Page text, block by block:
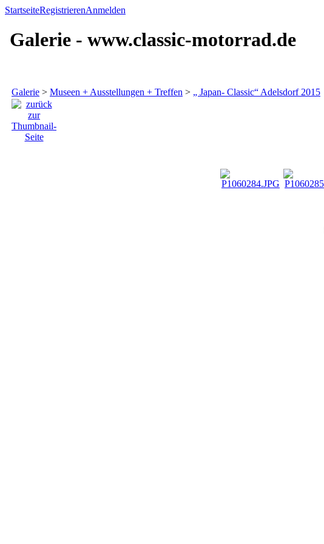
StartseiteRegistrierenAnmelden
Galerie - www.classic-motorrad.de
Galerie > Museen + Ausstellungen + Treffen > „ Japan- Classic“ Adelsdorf 2015